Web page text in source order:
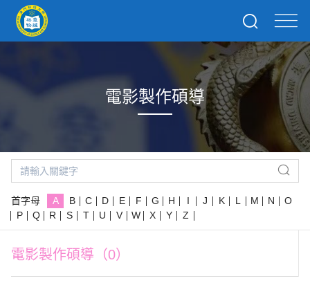
電影製作碩導
首字母 A B C D E F G H I J K L M N
O
P
Q R S T U V W X Y Z
電影製作碩導（0）